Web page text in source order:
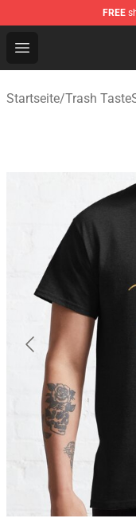
FREE
Open menu
Trash Taste
Startseite/Trash